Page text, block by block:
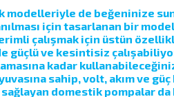
modelleriyle de beğeninize
için tasarlanan bir
çalışmak için üstün
güçlü ve kesintisiz
kadar
sahip, volt, akım ve
domestik pompalar